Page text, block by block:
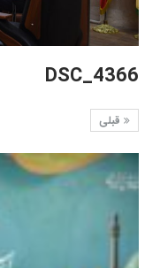
DSC_4366
قبلی